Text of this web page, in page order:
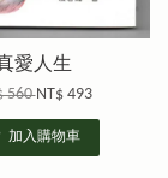
愛人生
560NT$ 493
加入購物車